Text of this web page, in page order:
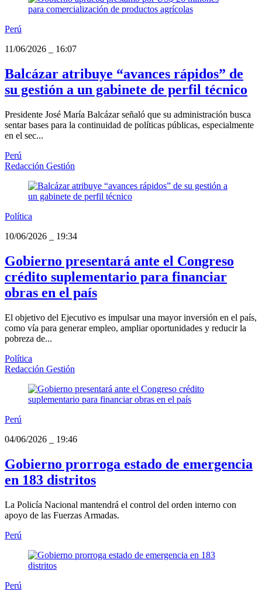
Perú
11/06/2026
16:07
Balcázar atribuye “avances rápidos” de
su gestión a un gabinete de perfil técnico
Presidente José María Balcázar señaló que su administración busca
sentar bases para la continuidad de políticas públicas, especialmente
en el sec...
Perú
Redacción Gestión
Política
10/06/2026
19:34
Gobierno presentará ante el Congreso
crédito suplementario para financiar
obras en el país
El objetivo del Ejecutivo es impulsar una mayor inversión en el país,
como vía para generar empleo, ampliar oportunidades y reducir la
pobreza de...
Política
Redacción Gestión
Perú
04/06/2026
19:46
Gobierno prorroga estado de emergencia
en 183 distritos
La Policía Nacional mantendrá el control del orden interno con
apoyo de las Fuerzas Armadas.
Perú
Perú